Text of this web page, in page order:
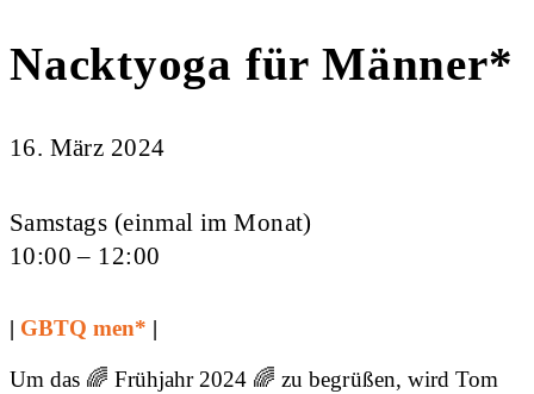
Nacktyoga für Männer*
16. März 2024
Samstags (einmal im Monat)
10:00 – 12:00
| GBTQ men* |
Um das 🌈 Frühjahr 2024 🌈 zu begrüßen, wird Tom